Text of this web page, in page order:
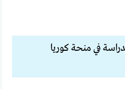
في منحة كوريا